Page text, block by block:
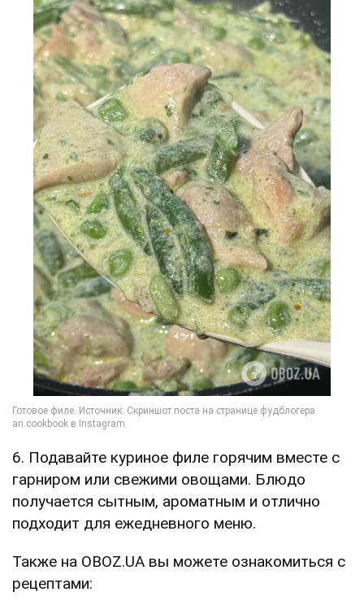
6. Подавайте куриное филе горячим вместе с
гарниром или свежими овощами. Блюдо
получается сытным, ароматным и отлично
подходит для ежедневного меню.
Также на OBOZ.UA вы можете ознакомиться с
рецептами: